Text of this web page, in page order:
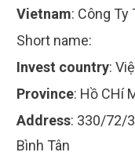
Vietnam: Công Ty
Short name:
Invest country:
Province: Hồ CHí
Address: 330/72/
Bình Tân